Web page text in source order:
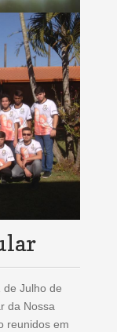
de Julho de
da Nossa
reunidos em